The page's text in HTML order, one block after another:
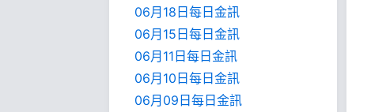
06月18日每日金訊
06月15日每日金訊
06月11日每日金訊
06月10日每日金訊
06月09日每日金訊